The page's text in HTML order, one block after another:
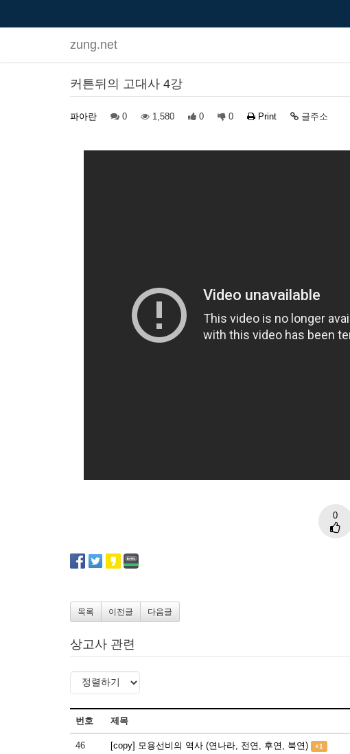
zung.net
커튼뒤의 고대사 4강
파아란 0 1,580 0 0 Print 글주소
0
목록 이전글 다음글
상고사 관련
번호 제목
46 [copy] 모용선비의 역사 (연나라, 전연, 후연, 북연) +1